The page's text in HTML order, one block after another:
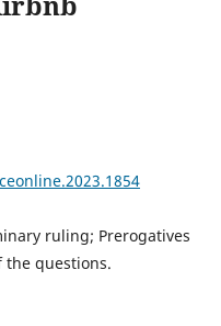
ruling; Prerogatives
the questions.